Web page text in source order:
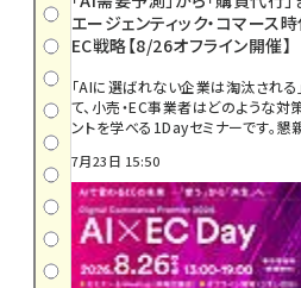
エージェンティック・コマース
EC戦略【8/26オフライン開催】
「AIに選ばれない企業は淘汰される
て、小売・EC事業者はどのような
ントを学べる1Dayセミナーです。懇
7月23日 15:50